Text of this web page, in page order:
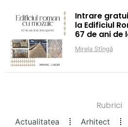
Intrare
la Edificiul
67 de ani de
Mirela Stîngă
Rubrici
Actualitatea Arhitect